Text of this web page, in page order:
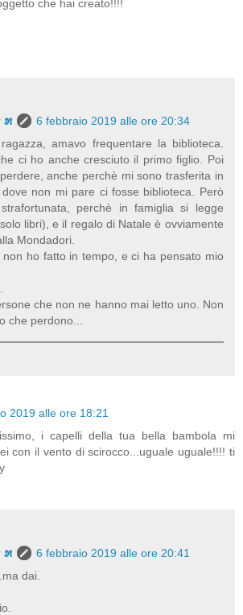
che hai creato!!!!
೫
6 febbraio 2019 alle ore 20:34
amavo frequentare la biblioteca.
ci ho anche cresciuto il primo figlio. Poi
anche perchè mi sono trasferita in
non mi pare ci fosse biblioteca. Però
perchè in famiglia si legge
libri), e il regalo di Natale è ovviamente
Mondadori.
non ho fatto in tempo, e ci ha pensato mio
che non ne hanno mai letto uno. Non
che perdono...
2019 alle ore 18:21
i capelli della tua bella bambola mi
con il vento di scirocco...uguale uguale!!!! ti
೫
6 febbraio 2019 alle ore 20:41
dai.